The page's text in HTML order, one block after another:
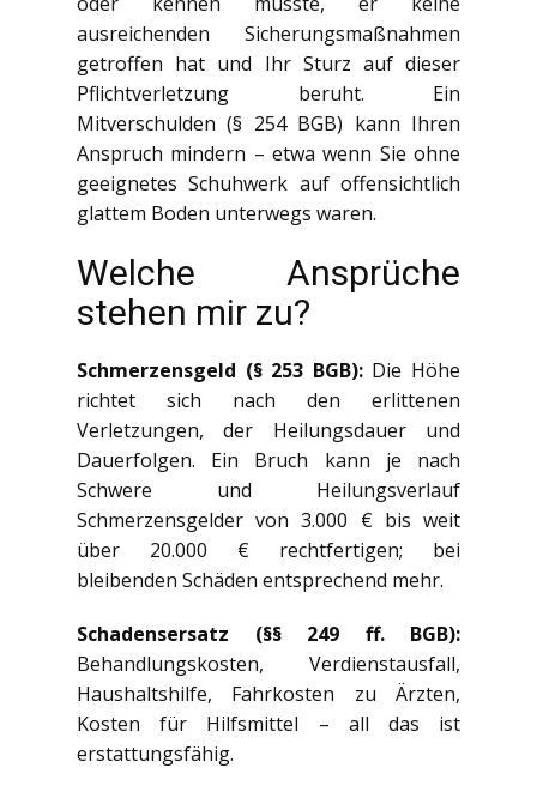
ausreichenden Sicherungsmaßnahmen
getroffen hat und Ihr Sturz auf dieser
Pflichtverletzung beruht. Ein
Mitverschulden (§ 254 BGB) kann Ihren
Anspruch mindern – etwa wenn Sie ohne
geeignetes Schuhwerk auf offensichtlich
glattem Boden unterwegs waren.
Welche Ansprüche
stehen mir zu?
Schmerzensgeld (§ 253 BGB):Die Höhe
richtet sich nach den erlittenen
Verletzungen, der Heilungsdauer und
Dauerfolgen. Ein Bruch kann je nach
Schwere und Heilungsverlauf
Schmerzensgelder von 3.000 € bis weit
über 20.000 € rechtfertigen; bei
bleibenden Schäden entsprechend mehr.
Schadensersatz (§§ 249 ff. BGB):
Behandlungskosten, Verdienstausfall,
Haushaltshilfe, Fahrkosten zu Ärzten,
Kosten für Hilfsmittel – all das ist
erstattungsfähig.